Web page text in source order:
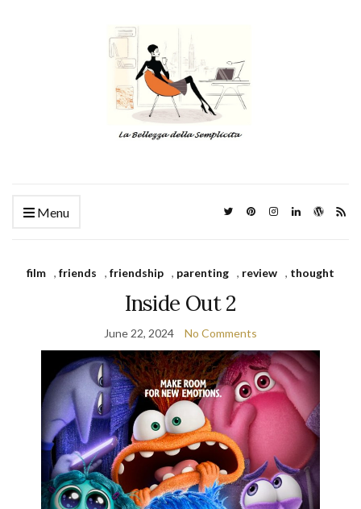
Menu
film , friends , friendship , parenting , review , thought
Inside Out 2
June 22, 2024 No Comments